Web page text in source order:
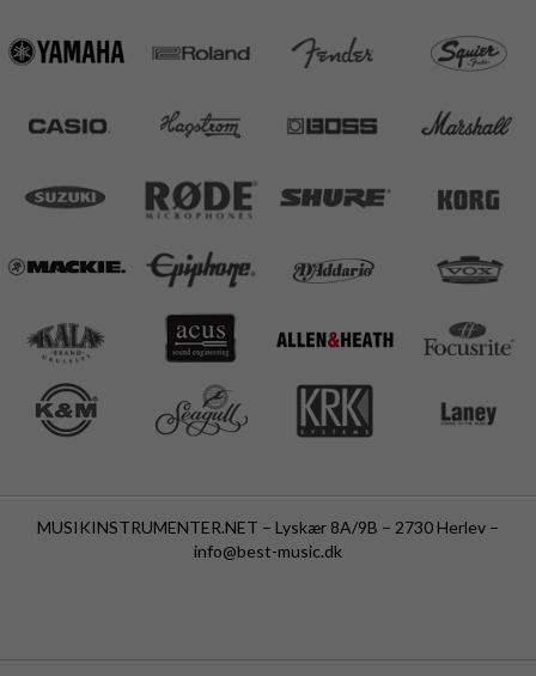
MUSIKINSTRUMENTER.NET – Lyskær 8A/9B – 2730 Herlev –
info@best-music.dk